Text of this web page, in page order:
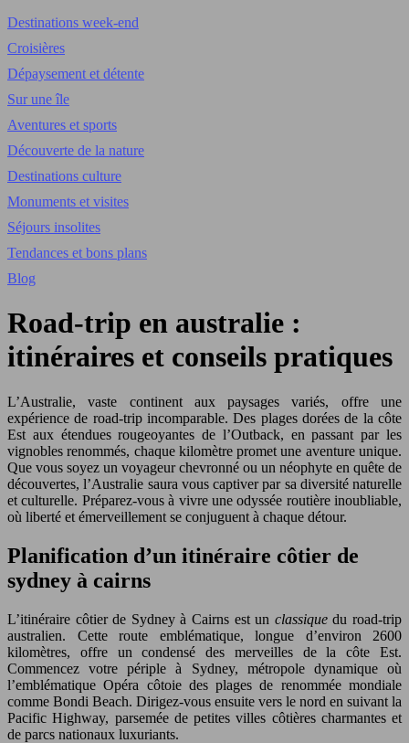
Destinations week-end
Croisières
Dépaysement et détente
Sur une île
Aventures et sports
Découverte de la nature
Destinations culture
Monuments et visites
Séjours insolites
Tendances et bons plans
Blog
Road-trip en australie :
itinéraires et conseils pratiques
L’Australie, vaste continent aux paysages variés, offre une
expérience de road-trip incomparable. Des plages dorées de la côte
Est aux étendues rougeoyantes de l’Outback, en passant par les
vignobles renommés, chaque kilomètre promet une aventure unique.
Que vous soyez un voyageur chevronné ou un néophyte en quête de
découvertes, l’Australie saura vous captiver par sa diversité naturelle
et culturelle. Préparez-vous à vivre une odyssée routière inoubliable,
où liberté et émerveillement se conjuguent à chaque détour.
Planification d’un itinéraire côtier de
sydney à cairns
L’itinéraire côtier de Sydney à Cairns est un classiquedu road-trip
australien. Cette route emblématique, longue d’environ 2600
kilomètres, offre un condensé des merveilles de la côte Est.
Commencez votre périple à Sydney, métropole dynamique où
l’emblématique Opéra côtoie des plages de renommée mondiale
comme Bondi Beach. Dirigez-vous ensuite vers le nord en suivant la
Pacific Highway, parsemée de petites villes côtières charmantes et
de parcs nationaux luxuriants.